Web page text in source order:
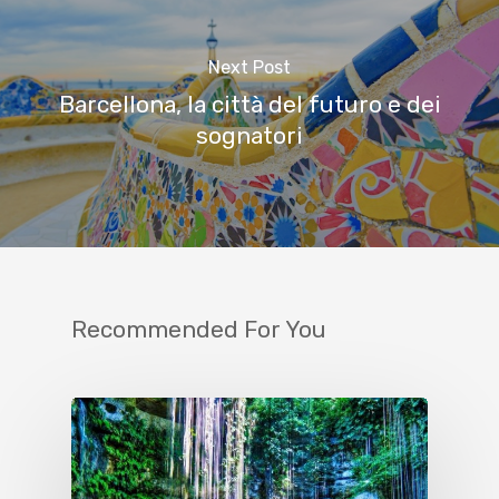
Next Post
Barcellona, la città del futuro e dei
sognatori
Recommended For You